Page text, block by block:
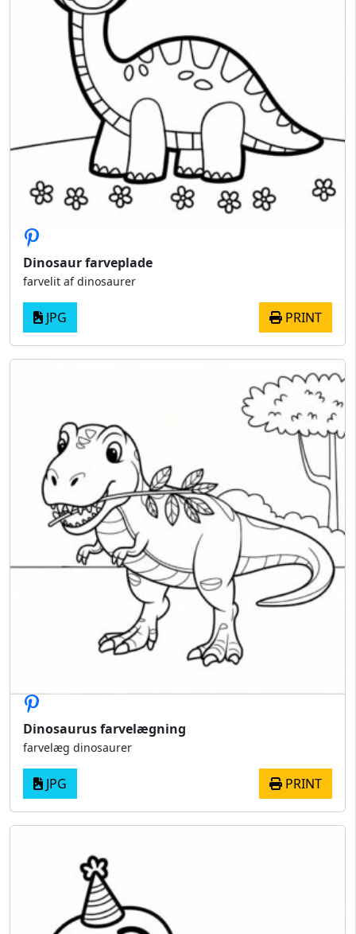
Dinosaur farveplade
farvelit af dinosaurer
JPG PRINT
Dinosaurus farvelægning
farvelæg dinosaurer
JPG PRINT